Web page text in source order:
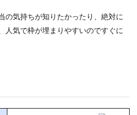
の気持ちが知りたかったり、絶対に
人気で枠が埋まりやすいのですぐに